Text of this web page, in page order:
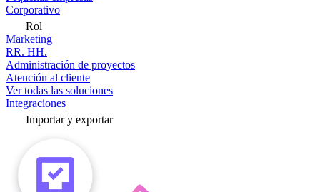
Corporativo
Rol
Marketing
RR. HH.
Administración de proyectos
Atención al cliente
Ver todas las soluciones
Integraciones
Importar y exportar